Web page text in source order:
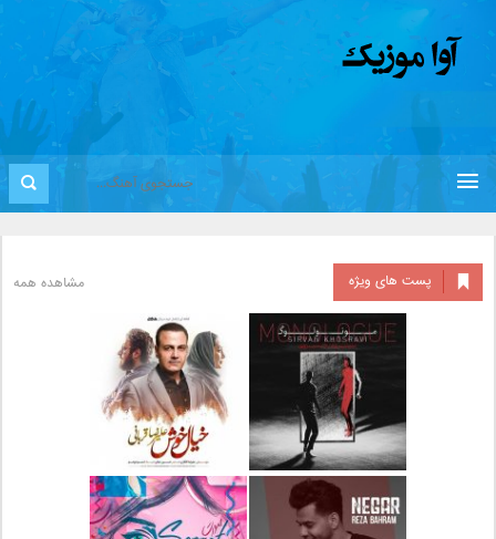
پست های ویژه مشاهده همه
دانلود آلبوم جدید سیروان
خسروی بنام مونولوگ
دانلود آهنگ جدید علیرضا
قربانی بنام خیال خوش